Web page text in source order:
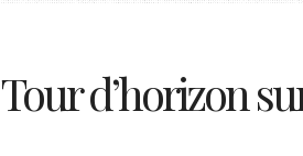
Tour d’horizon